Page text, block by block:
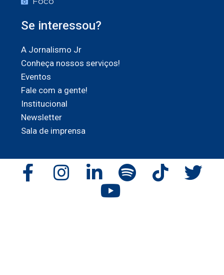
Se interessou?
A Jornalismo Jr
Conheça nossos serviços!
Eventos
Fale com a gente!
Institucional
Newsletter
Sala de imprensa